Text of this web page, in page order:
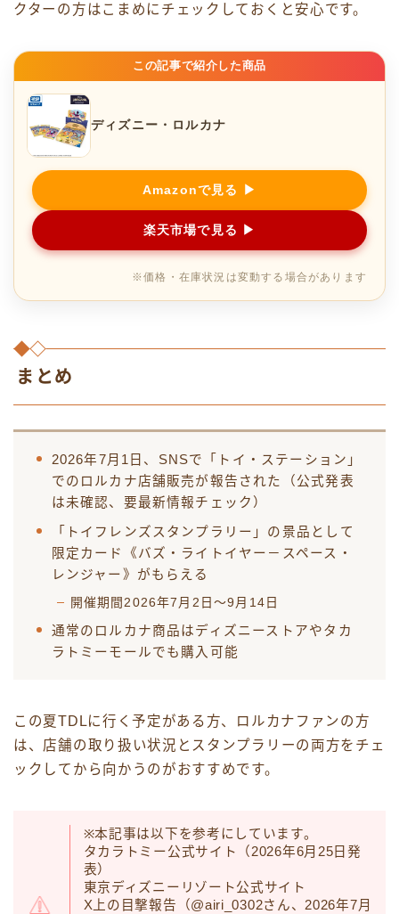
クターの方はこまめにチェックしておくと安心です。
この記事で紹介した商品
ディズニー・ロルカナ
Amazonで見る ▶
楽天市場で見る ▶
※価格・在庫状況は変動する場合があります
まとめ
2026年7月1日、SNSで「トイ・ステーション」
でのロルカナ店舗販売が報告された（公式発表
は未確認、要最新情報チェック）
「トイフレンズスタンプラリー」の景品として
限定カード《バズ・ライトイヤー－スペース・
レンジャー》がもらえる
開催期間2026年7月2日〜9月14日
通常のロルカナ商品はディズニーストアやタカ
ラトミーモールでも購入可能
この夏TDLに行く予定がある方、ロルカナファンの方
は、店舗の取り扱い状況とスタンプラリーの両方をチェ
ックしてから向かうのがおすすめです。
※本記事は以下を参考にしています。
タカラトミー公式サイト（2026年6月25日発
表）
東京ディズニーリゾート公式サイト
X上の目撃報告（@airi_0302さん、2026年7月